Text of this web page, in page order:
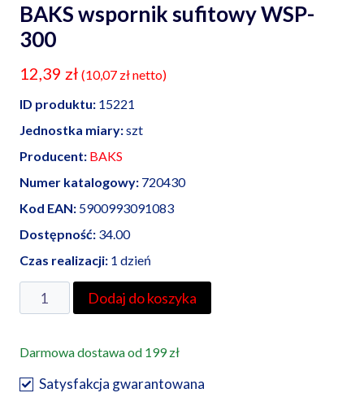
BAKS wspornik sufitowy WSP-
300
12,39 zł (10,07 złnetto)
ID produktu: 15221
Jednostka miary:szt
Producent: BAKS
Numer katalogowy: 720430
Kod EAN: 5900993091083
Dostępność: 34.00
Czas realizacji: 1 dzień
ilość
BAKS
sufitowy
WSP-
Dodaj do koszyka
Darmowa dostawa od 199 zł
Satysfakcja gwarantowana